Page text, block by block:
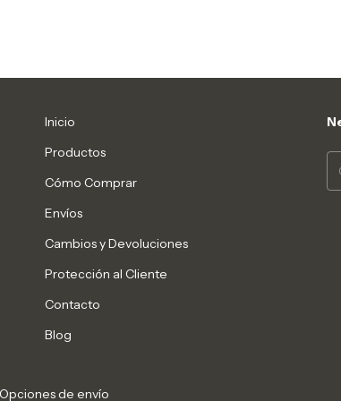
Inicio
Productos
Cómo Comprar
Envíos
Cambios y Devoluciones
Protección al Cliente
Contacto
Blog
Opciones de envío